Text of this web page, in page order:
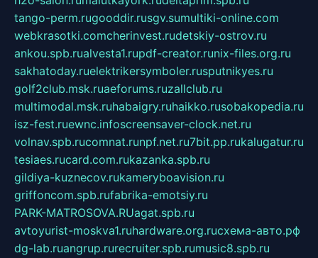
tango-perm.rugooddir.rusgv.sumultiki-online.com
webkrasotki.comcherinvest.rudetskiy-ostrov.ru
ankou.spb.rualvesta1.rupdf-creator.runix-files.org.ru
sakhatoday.ruelektrikersymboler.rusputnikyes.ru
golf2club.msk.ruaeforums.ruzallclub.ru
multimodal.msk.ruhabaigry.ruhaikko.rusobakopedia.ru
isz-fest.ruewnc.infoscreensaver-clock.net.ru
volnav.spb.rucomnat.runpf.net.ru7bit.pp.rukalugatur.ru
tesiaes.rucard.com.rukazanka.spb.ru
gildiya-kuznecov.rukameryboavision.ru
griffoncom.spb.rufabrika-emotsiy.ru
PARK-MATROSOVA.RUagat.spb.ru
avtoyurist-moskva1.ruhardware.org.ruсхема-авто.рф
dg-lab.ruangrup.rurecruiter.spb.rumusic8.spb.ru